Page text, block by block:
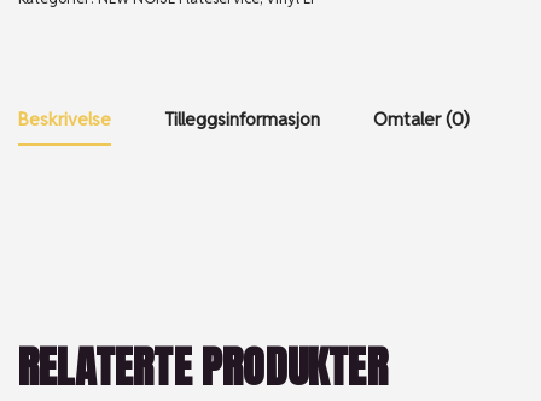
Beskrivelse Tilleggsinformasjon Omtaler (0)
RELATERTE PRODUKTER